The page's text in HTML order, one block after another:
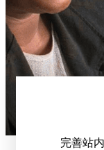
完善站